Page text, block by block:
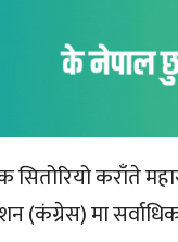
सितोरियो कराँते
मा सर्वाधिक